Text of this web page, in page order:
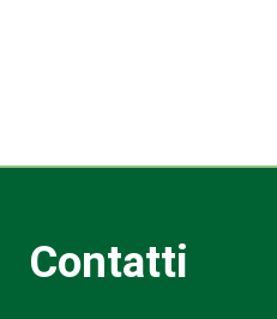
Contatti